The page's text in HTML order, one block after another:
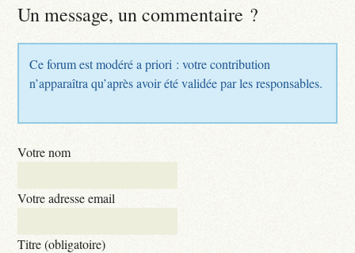
Un message, un commentaire ?
Ce forum est modéré a priori : votre contribution
n’apparaîtra qu’après avoir été validée par les responsables.
Votre nom
Votre adresse email
Titre (obligatoire)